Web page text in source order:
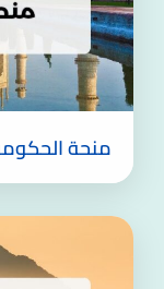
منحة